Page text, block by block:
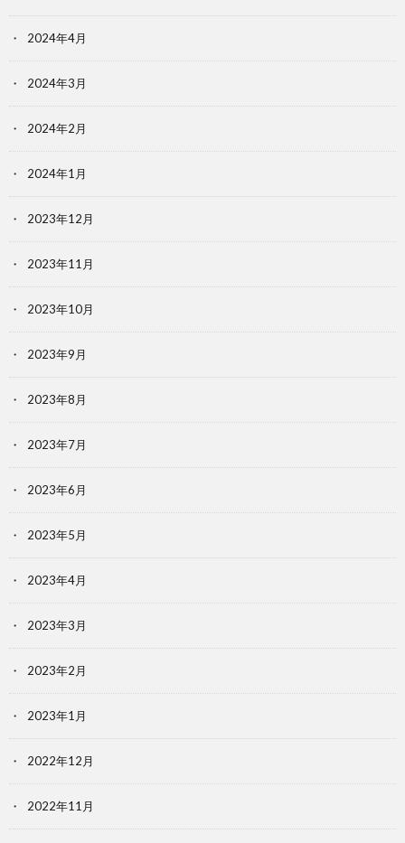
2024年4月
2024年3月
2024年2月
2024年1月
2023年12月
2023年11月
2023年10月
2023年9月
2023年8月
2023年7月
2023年6月
2023年5月
2023年4月
2023年3月
2023年2月
2023年1月
2022年12月
2022年11月